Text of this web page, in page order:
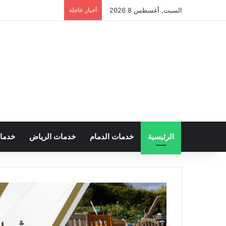
السبت, أغسطس 8 2026 أخبار عاجلة
الرئيسية خدمات الدمام خدمات الرياض